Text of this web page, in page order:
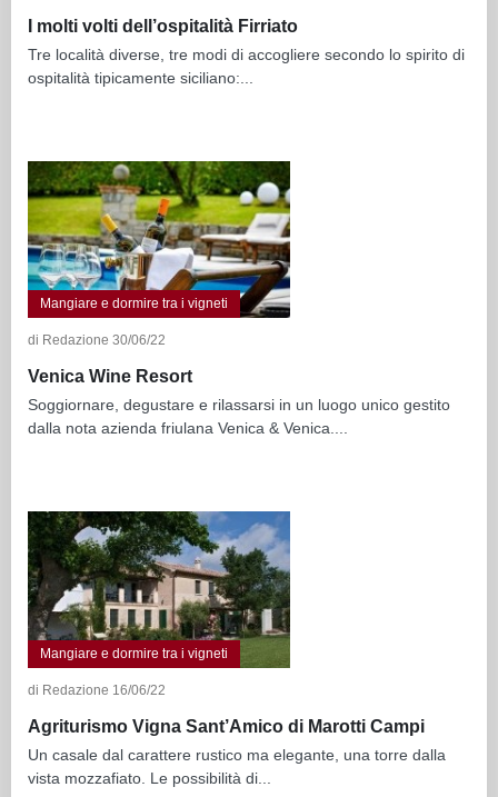
I molti volti dell’ospitalità Firriato
Tre località diverse, tre modi di accogliere secondo lo spirito di
ospitalità tipicamente siciliano:...
Mangiare e dormire tra i vigneti
di Redazione 30/06/22
Venica Wine Resort
Soggiornare, degustare e rilassarsi in un luogo unico gestito
dalla nota azienda friulana Venica & Venica....
Mangiare e dormire tra i vigneti
di Redazione 16/06/22
Agriturismo Vigna Sant’Amico di Marotti Campi
Un casale dal carattere rustico ma elegante, una torre dalla
vista mozzafiato. Le possibilità di...